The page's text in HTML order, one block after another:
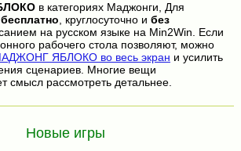
в категориях Маджонги, Для
бесплатно, круглосуточно и без
на русском языке на Min2Win. Если
рабочего стола позволяют, можно
ЯБЛОКО во весь экран и усилить
сценариев. Многие вещи
смысл рассмотреть детальнее.
Новые игры